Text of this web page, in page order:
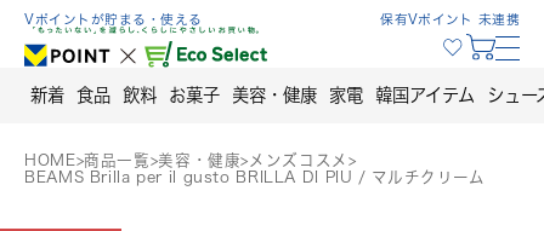
Skip
content
Vポイントが貯まる・使える 保有Vポイント 未連携
新着 食品 飲料 お菓子 美容・健康 家電 韓国アイテム シュー
HOME>商品一覧>美容・健康> メンズコスメ >
BEAMS Brilla per il gusto BRILLA DI PIU / マルチクリーム